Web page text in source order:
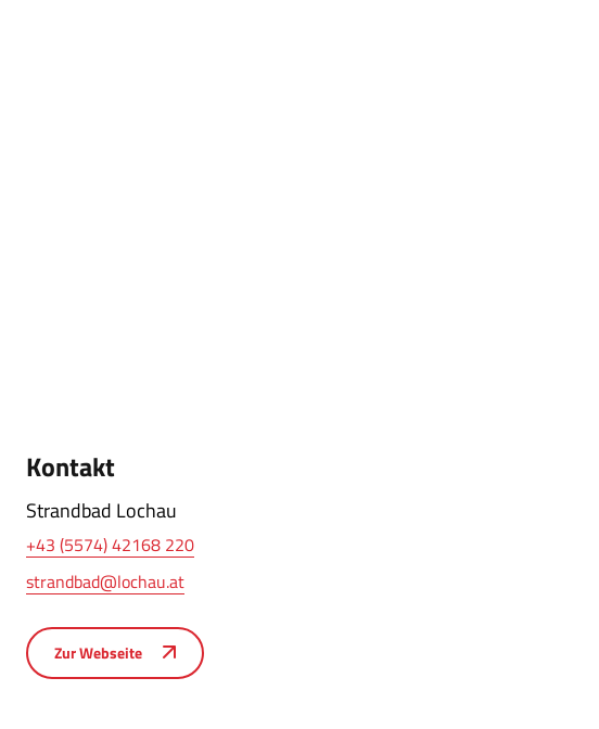
Kontakt
Strandbad Lochau
+43 (5574) 42168 220
strandbad@lochau.at
Zur Webseite